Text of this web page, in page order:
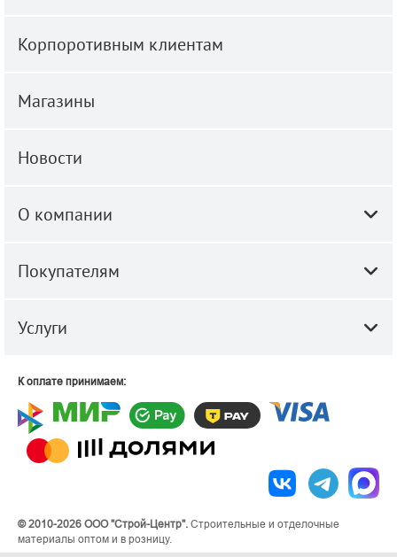
Корпоротивным клиентам
Магазины
Новости
О компании
Покупателям
Услуги
К оплате принимаем:
© 2010-2026 ООО "Строй-Центр". Строительные и отделочные
материалы оптом и в розницу.